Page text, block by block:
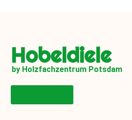
Hobeldiele
by Holzfachzentrum Potsdam